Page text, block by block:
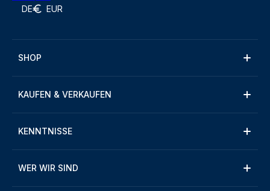
DE EUR
SHOP
KAUFEN & VERKAUFEN
KENNTNISSE
WER WIR SIND